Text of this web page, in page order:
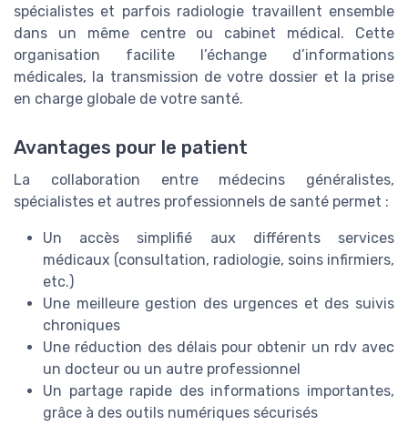
spécialistes et parfois radiologie travaillent ensemble
dans un même centre ou cabinet médical. Cette
organisation facilite l’échange d’informations
médicales, la transmission de votre dossier et la prise
en charge globale de votre santé.
Avantages pour le patient
La collaboration entre médecins généralistes,
spécialistes et autres professionnels de santé permet :
Un accès simplifié aux différents services
médicaux (consultation, radiologie, soins infirmiers,
etc.)
Une meilleure gestion des urgences et des suivis
chroniques
Une réduction des délais pour obtenir un rdv avec
un docteur ou un autre professionnel
Un partage rapide des informations importantes,
grâce à des outils numériques sécurisés